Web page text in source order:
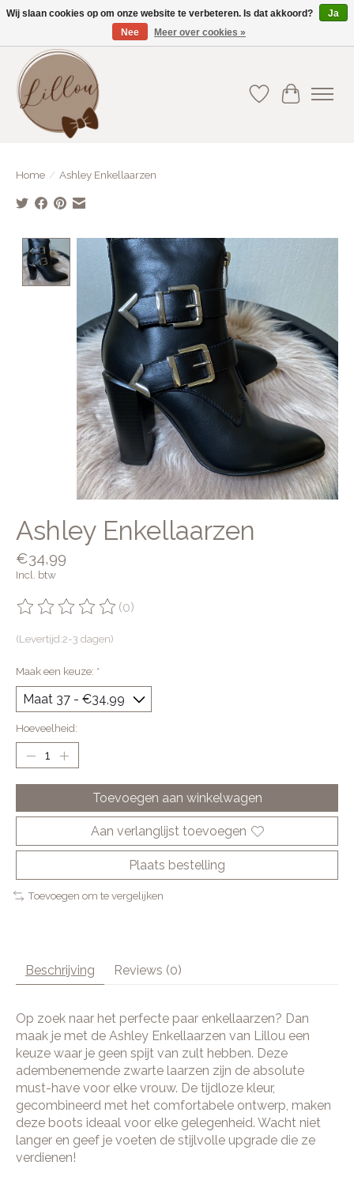
Gratis verzending vanaf €75(BE) en €100(NL)
Verlanglijst
Home / Ashley Enkellaarzen
Product image slideshow Items
Ashley Enkellaarzen
€34,99
Incl. btw
De beoordeling van dit product is
(0)
(Levertijd:2-3 dagen)
Maak een keuze: *
Hoeveelheid:
Toevoegen aan winkelwagen
Aan verlanglijst toevoegen
Plaats bestelling
Toevoegen om te vergelijken
Beschrijving Reviews (0)
Op zoek naar het perfecte paar enkellaarzen? Dan
maak je met de Ashley Enkellaarzen van Lillou een
keuze waar je geen spijt van zult hebben. Deze
adembenemende zwarte laarzen zijn de absolute
must-have voor elke vrouw. De tijdloze kleur,
gecombineerd met het comfortabele ontwerp, maken
deze boots ideaal voor elke gelegenheid. Wacht niet
langer en geef je voeten de stijlvolle upgrade die ze
verdienen!
Wij slaan cookies op om onze website te verbeteren. Is dat akkoord?
Ja
Nee
Meer over cookies »